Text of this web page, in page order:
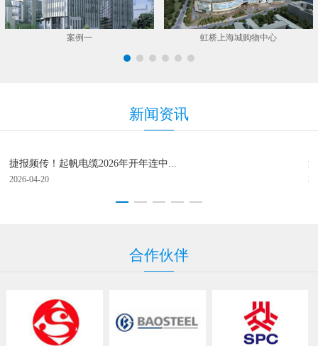
案例一 虹桥上海城购物中心
新闻资讯
捷报频传！起帆电缆2026年开年连中...
2026-04-20
合作伙伴